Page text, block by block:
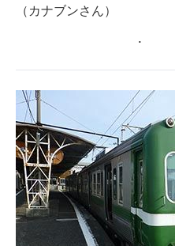
（カナブンさん）